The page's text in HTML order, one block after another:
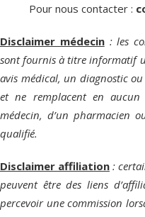
Pour nous contacter :
Disclaimer médecin: les
sont fournis à titre informatif
avis médical, un diagnostic
et ne remplacent en aucun
médecin, d’un pharmacien
qualifié.
Disclaimer affiliation :
peuvent être des liens
percevoir une commission